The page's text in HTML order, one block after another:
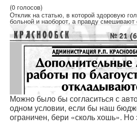
(0 голосов)
Отклик на статью, в которой здоровую
больной и наоборот, а правду
Можно было бы согласиться с
одном условии, если бы наш
ограничен, бери «сколь хошь». Но